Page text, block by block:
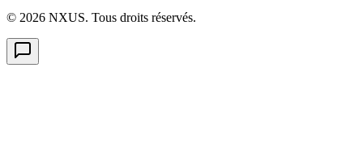
© 2026 NXUS. Tous droits réservés.